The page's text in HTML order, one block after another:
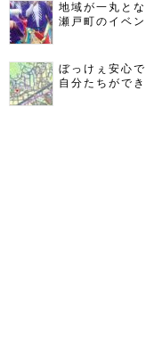
地域が一丸と
瀬戸町のイベ
ぼっけぇ安心
自分たちがで